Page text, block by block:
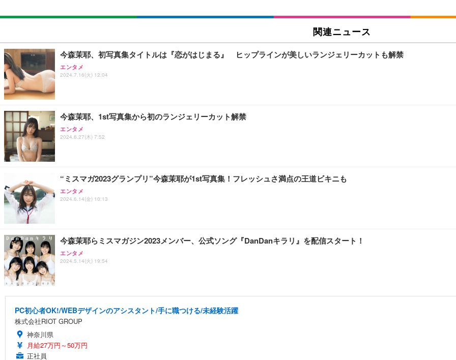
関連ニュース
今森茉耶、初写真集タイトルは『恋がはじまる』 ヒップラインが美しいランジェリーカットも解禁
エンタメ
2024.7.16(火) 12:04
今森茉耶、1st写真集から初のランジェリーカット解禁
エンタメ
2024.6.27(木) 7:52
“ミスマガ2023グランプリ”今森茉耶が1st写真集！フレッシュさ満点の王道ビキニも
エンタメ
2024.6.14(金) 10:13
今森茉耶らミスマガジン2023メンバー、公式ソング『DanDanキラリ』を配信スタート！
エンタメ
2024.5.14(火) 19:54
PC初心者OK!/WEBデザインのアシスタント/手に職つける/未経験活躍
株式会社RIOT GROUP
神奈川県
月給27万円～50万円
正社員